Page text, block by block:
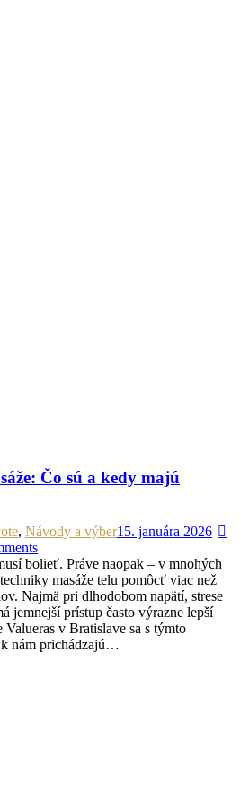
Čo sú a kedy majú
, Návody a výber15. januára 2026
bolieť. Práve naopak – v mnohých
masáže telu pomôcť viac než
Najmä pri dlhodobom napätí, strese
jemnejší prístup často výrazne lepší
Valueras v Bratislave sa s týmto
k nám prichádzajú…